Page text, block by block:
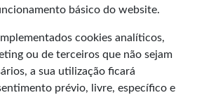
básico do website.
cookies analíticos,
ou de terceiros que não sejam
a sua utilização ficará
prévio, livre, específico e